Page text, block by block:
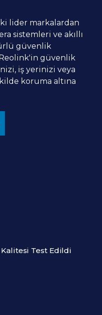
lider markalardan
sistemleri ve akıllı
güvenlik
Reolink'in güvenlik
iş yerinizi veya
koruma altına
Test Edildi